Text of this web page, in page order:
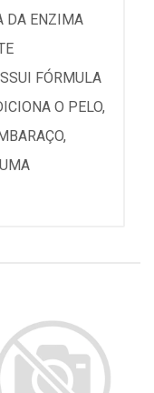
DA ENZIMA
FÓRMULA
O PELO,